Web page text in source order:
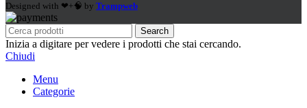
Designed with ❤+🧠 by Trampweb
Search
Inizia a digitare per vedere i prodotti che stai cercando.
Chiudi
Menu
Categorie